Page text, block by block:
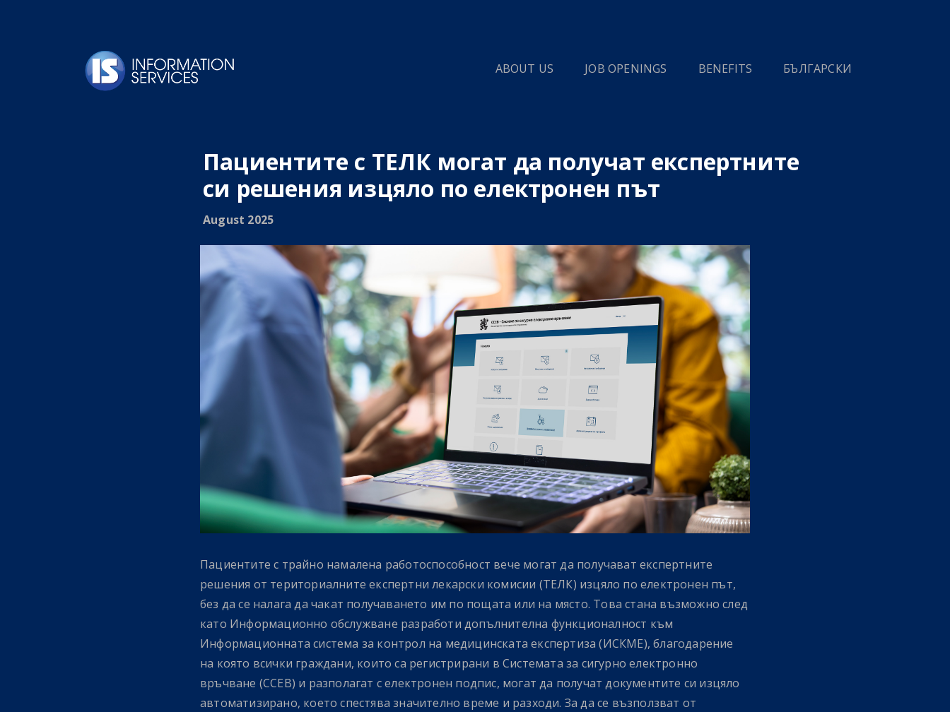
ABOUT US JOB OPENINGS BENEFITS БЪЛГАРСКИ
Пациентите с ТЕЛК могат да получат експертните
си решения изцяло по електронен път
August 2025
Пациентите с трайно намалена работоспособност вече могат да получават експертните
решения от териториалните експертни лекарски комисии (ТЕЛК) изцяло по електронен път,
без да се налага да чакат получаването им по пощата или на място. Това стана възможно след
като Информационно обслужване разработи допълнителна функционалност към
Информационната система за контрол на медицинската експертиза (ИСКМЕ), благодарение
на която всички граждани, които са регистрирани в Системата за сигурно електронно
връчване (ССЕВ) и разполагат с електронен подпис, могат да получат документите си изцяло
автоматизирано, което спестява значително време и разходи. За да се възползват от